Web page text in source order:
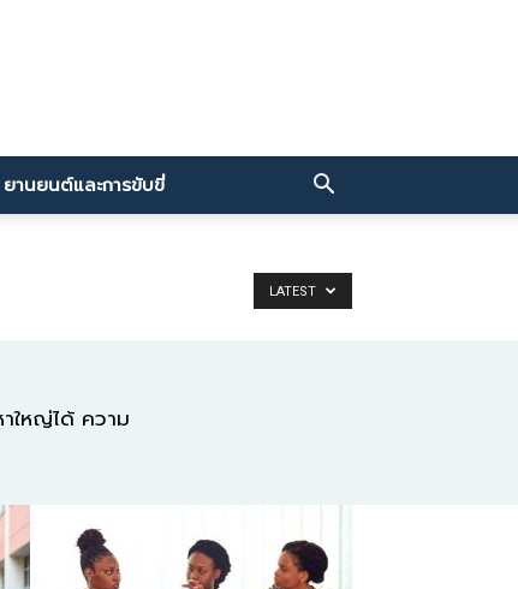
ยานยนต์และการขับขี่
LATEST
ใหญ่ได้ ความ